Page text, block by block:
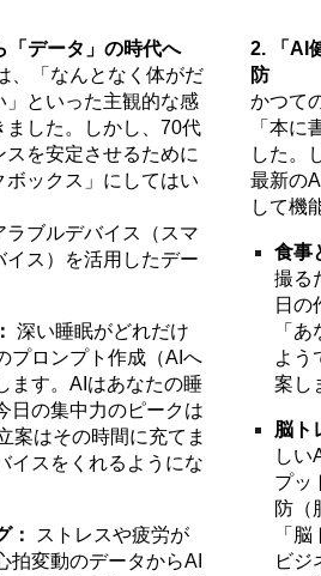
「データ」の時代へ
、「なんとなく体がだ
」といった主観的な感
した。しかし、70代
を安定させるために
ックス」にしてはい
ブルデバイス（スマ
ス）を活用したデー
深い睡眠がどれだけ
プロンプト作成（AIへ
ます。AIはあなたの睡
日の集中力のピークは
案はその時間に充てま
イスをくれるようにな
：
ストレスや疲労が
拍変動のデータからAI
2. 「AI
防
かつて
「本に
した。
最新の
して機
食事
撮る
日の
「
よう
案し
脳ト
しい
プッ
防（
「
ビジ